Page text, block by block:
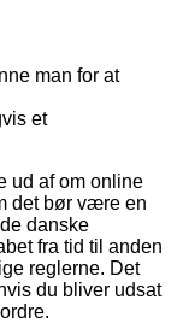
man for at
et
ud af om online
det bør være en
danske
fra tid til anden
reglerne. Det
du bliver udsat